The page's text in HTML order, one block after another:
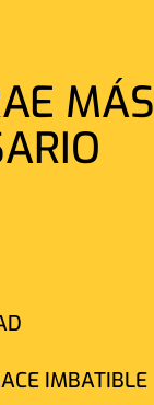
MÁS
IMBATIBLE